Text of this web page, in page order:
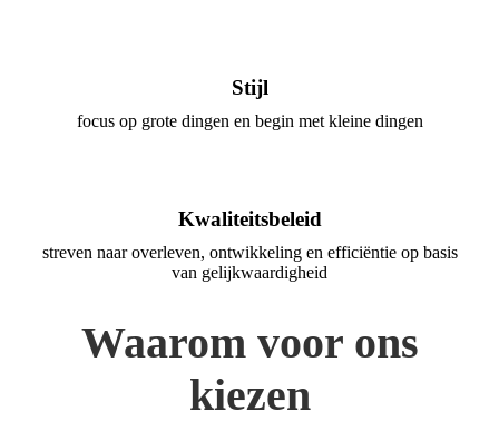
Stijl
focus op grote dingen en begin met kleine dingen
Kwaliteitsbeleid
streven naar overleven, ontwikkeling en efficiëntie op basis
van gelijkwaardigheid
Waarom voor ons
kiezen